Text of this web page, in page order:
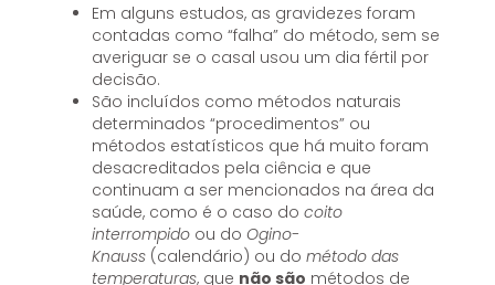
Em alguns estudos, as gravidezes foram
contadas como “falha” do método, sem se
averiguar se o casal usou um dia fértil por
decisão.
São incluídos como métodos naturais
determinados “procedimentos” ou
métodos estatísticos que há muito foram
desacreditados pela ciência e que
continuam a ser mencionados na área da
saúde, como é o caso do coito
interrompidoou do Ogino-
Knauss (calendário) ou do método das
temperaturas, que não são métodos de